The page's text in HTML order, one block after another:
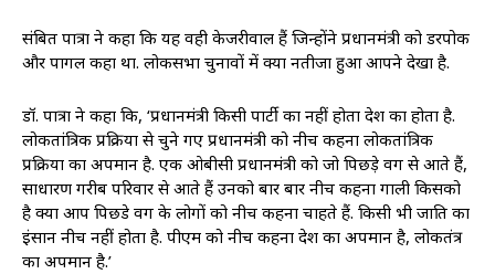
संबित पात्रा ने कहा कि यह वही केजरीवाल हैं जिन्होंने प्रधानमंत्री को डरपोक
और पागल कहा था. लोकसभा चुनावों में क्या नतीजा हुआ आपने देखा है.
डॉ. पात्रा ने कहा कि, ‘प्रधानमंत्री किसी पार्टी का नहीं होता देश का होता है.
लोकतांत्रिक प्रक्रिया से चुने गए प्रधानमंत्री को नीच कहना लोकतांत्रिक
प्रक्रिया का अपमान है. एक ओबीसी प्रधानमंत्री को जो पिछड़े वर्ग से आते हैं,
साधारण गरीब परिवार से आते हैं उनको बार बार नीच कहना गाली किसको
है क्या आप पिछडे वर्ग के लोगों को नीच कहना चाहते हैं. किसी भी जाति का
इंसान नीच नहीं होता है. पीएम को नीच कहना देश का अपमान है, लोकतंत्र
का अपमान है.’